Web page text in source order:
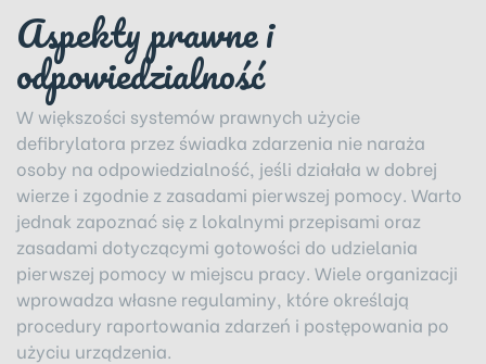
Aspekty prawne i
odpowiedzialność
W większości systemów prawnych użycie
defibrylatora przez świadka zdarzenia nie naraża
osoby na odpowiedzialność, jeśli działała w dobrej
wierze i zgodnie z zasadami pierwszej pomocy. Warto
jednak zapoznać się z lokalnymi przepisami oraz
zasadami dotyczącymi gotowości do udzielania
pierwszej pomocy w miejscu pracy. Wiele organizacji
wprowadza własne regulaminy, które określają
procedury raportowania zdarzeń i postępowania po
użyciu urządzenia.